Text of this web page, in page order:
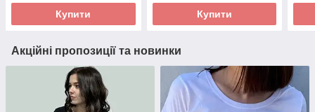
Купити Купити
Акційні пропозиції та новинки